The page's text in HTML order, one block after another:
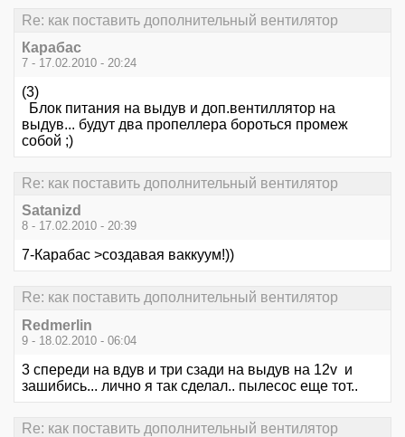
Re: как поставить дополнительный вентилятор
Карабас
7 - 17.02.2010 - 20:24
(3)
Блок питания на выдув и доп.вентиллятор на
выдув... будут два пропеллера бороться промеж
собой ;)
Re: как поставить дополнительный вентилятор
Satanizd
8 - 17.02.2010 - 20:39
7-Карабас >создавая ваккуум!))
Re: как поставить дополнительный вентилятор
Redmerlin
9 - 18.02.2010 - 06:04
3 спереди на вдув и три сзади на выдув на 12v и
зашибись... лично я так сделал.. пылесос еще тот..
Re: как поставить дополнительный вентилятор